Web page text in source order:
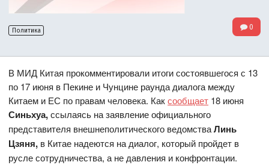
Политика 0
В МИД Китая прокомментировали итоги состоявшегося с 13
по 17 июня в Пекине и Чунцине раунда диалога между
Китаем и ЕС по правам человека. Каксообщает 18 июня
Синьхуа,ссылаясь на заявление официального
представителя внешнеполитического ведомстваЛинь
Цзяня, в Китае надеются на диалог, который пройдет в
русле сотрудничества, а не давления и конфронтации.